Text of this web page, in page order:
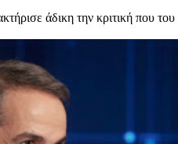
άδικη την κριτική που